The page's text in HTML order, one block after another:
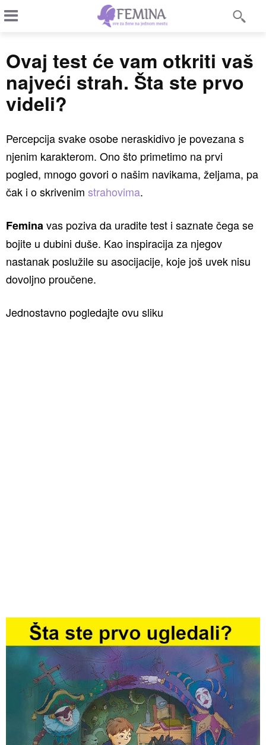
Ovaj test će vam otkriti vaš
najveći strah. Šta ste prvo
videli?
Percepcija svake osobe neraskidivo je povezana s
njenim karakterom. Ono što primetimo na prvi
pogled, mnogo govori o našim navikama, željama, pa
čak i o skrivenim strahovima.
Feminavas poziva da uradite test i saznate čega se
bojite u dubini duše. Kao inspiracija za njegov
nastanak poslužile su asocijacije, koje još uvek nisu
dovoljno proučene.
Jednostavno pogledajte ovu sliku